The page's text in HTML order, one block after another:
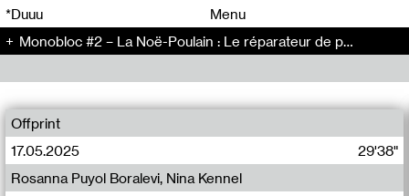
*Duuu
Menu
Monobloc #2 – La Noë-Poulain : Le réparateur de parapluies - Conversation (128)
Offprint
17.05.2025
29'38"
Rosanna Puyol Boralevi, Nina Kennel
00 00
00 00